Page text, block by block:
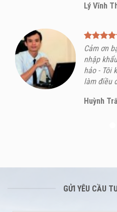
Lý Vĩnh
Cảm ơn
nhập
hảo - Tôi
làm điều
Huỳnh
GỬI YÊU CẦU